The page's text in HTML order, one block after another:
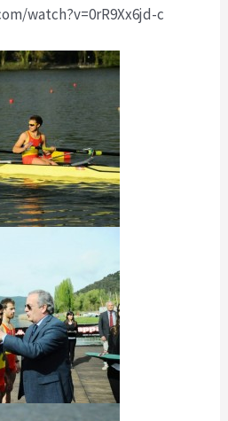
watch?v=0rR9Xx6jd-c